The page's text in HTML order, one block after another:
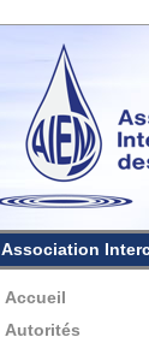
Association
Accueil
Autorités